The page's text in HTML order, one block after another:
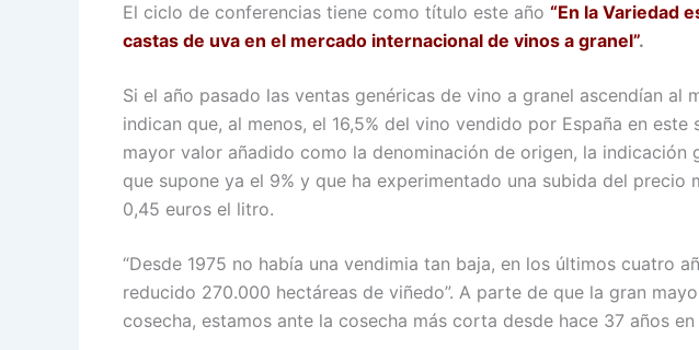
El ciclo de conferencias tiene como título este año “En la Variedad
castas de uva en el mercado internacional de vinos a granel”.
Si el año pasado las ventas genéricas de vino a granel ascendían al
indican que, al menos, el 16,5% del vino vendido por España en
mayor valor añadido como la denominación de origen, la indicación
que supone ya el 9% y que ha experimentado una subida del precio
0,45 euros el litro.
“Desde 1975 no había una vendimia tan baja, en los últimos cuatro
reducido 270.000 hectáreas de viñedo”. A parte de que la gran
cosecha, estamos ante la cosecha más corta desde hace 37 años